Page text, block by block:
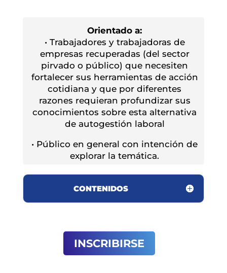
Orientado a:
• Trabajadores y trabajadoras de
empresas recuperadas (del sector
pirvado o público) que necesiten
fortalecer sus herramientas de acción
cotidiana y que por diferentes
razones requieran profundizar sus
conocimientos sobre esta alternativa
de autogestión laboral
• Público en general con intención de
explorar la temática.
CONTENIDOS
INSCRIBIRSE